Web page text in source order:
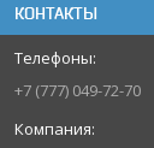
КОНТАКТЫ
+7 (777) 049-72-70